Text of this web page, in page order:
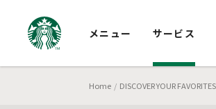
メニュー サービス
Home DISCOVER YOUR FAVORITES